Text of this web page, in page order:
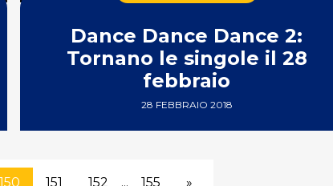
Dance Dance Dance 2:
Tornano le singole il 28
febbraio
28 FEBBRAIO 2018
150 151 152 ... 155 »